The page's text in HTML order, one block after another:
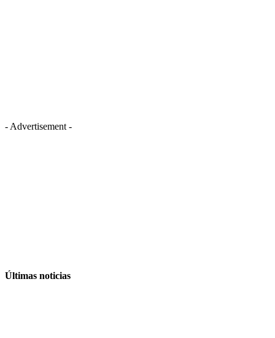
- Advertisement -
Últimas noticias